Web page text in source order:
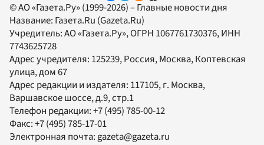
© АО «Газета.Ру» (1999-2026) – Главные новости дня
Название: Газета.Ru (Gazeta.Ru)
Учредитель:АО «Газета.Ру», ОГРН 1067761730376, ИНН
7743625728
Адрес учредителя: 125239, Россия, Москва, Коптевская
улица, дом 67
Адрес редакции и издателя: 117105, г. Москва,
Варшавское шоссе, д.9, стр.1
Телефон редакции:+7 (495) 785-00-12
Факс:+7 (495) 785-17-01
Электронная почта:gazeta@gazeta.ru